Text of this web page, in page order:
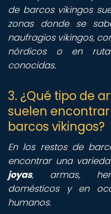
de barcos vikingos
zonas donde se
naufragios vikingos,
nórdicos o en
conocidas.
3. ¿Qué tipo de
suelen
barcos vikingos?
En los restos de
encontrar una
joyas, armas,
domésticos y en
humanos.